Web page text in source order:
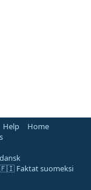
Help
Home
🇫🇮 Faktat suomeksi